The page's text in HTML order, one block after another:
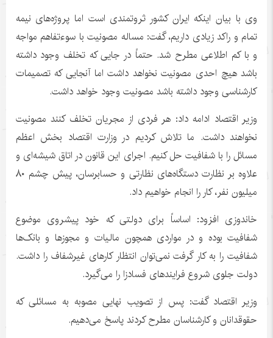
وی با بیان اینکه ایران کشور ثروتمندی است اما پروژه‌های نیمه
تمام و راکد زیادی داریم، گفت: مساله مصونیت با سوءتفاهم مواجه
و با کم اطلاعی مطرح شد. حتماً در جایی که تخلف وجود داشته
باشد هیچ احدی مصونیت نخواهد داشت اما آنجایی که تصمیمات
کارشناسی وجود داشته باشد مصونیت وجود خواهد داشت.
وزیر اقتصاد ادامه داد: هر فردی از مجریان تخلف کنند مصونیت
نخواهند داشت. ما تلاش کردیم در وزارت اقتصاد بخش اعظم
مسائل را با شفافیت حل کنیم. اجرای این قانون در اتاق شیشه‌ای و
علاوه بر نظارت دستگاه‌های نظارتی و حسابرسان، پیش چشم ۸۰
میلیون نفر، کار را انجام خواهیم داد.
خاندوزی افزود: اساساً برای دولتی که خود پیشروی موضوع
شفافیت بوده و در مواردی همچون مالیات و مجوزها و بانک‌ها
شفافیت را به کار گرفت نمی‌توان انتظار کارهای غیرشفاف را داشت.
دولت جلوی شروع فرایندهای فسادزا را می‌گیرد.
وزیر اقتصاد گفت: پس از تصویب نهایی مصوبه به مسائلی که
حقوقدانان و کارشناسان مطرح کردند پاسخ می‌دهیم.